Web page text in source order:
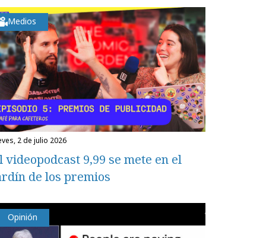
Medios
2 de julio 2026
videopodcast 9,99 se mete en el
de los premios
Opinión